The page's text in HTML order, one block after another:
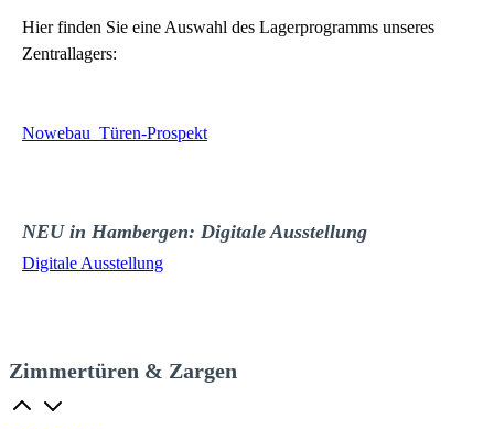
Hier finden Sie eine Auswahl des Lagerprogramms unseres
Zentrallagers:
Nowebau Türen-Prospekt
NEU in Hambergen: Digitale Ausstellung
Digitale Ausstellung
Zimmertüren & Zargen